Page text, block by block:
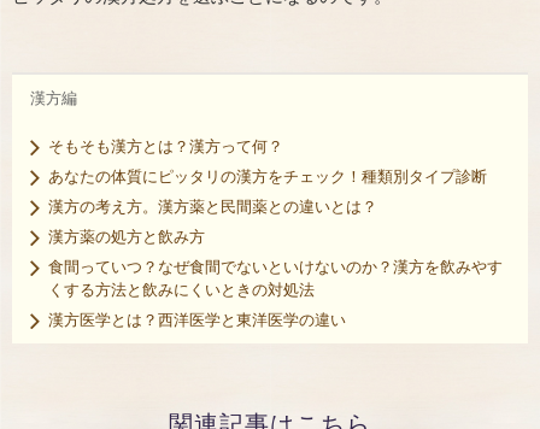
漢方編
そもそも漢方とは？漢方って何？
あなたの体質にピッタリの漢方をチェック！種類別タイプ診断
漢方の考え方。漢方薬と民間薬との違いとは？
漢方薬の処方と飲み方
食間っていつ？なぜ食間でないといけないのか？漢方を飲みやす
くする方法と飲みにくいときの対処法
漢方医学とは？西洋医学と東洋医学の違い